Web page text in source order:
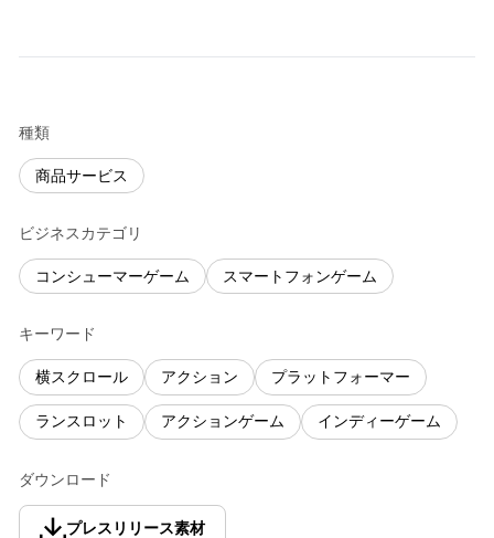
種類
商品サービス
ビジネスカテゴリ
コンシューマーゲーム スマートフォンゲーム
キーワード
横スクロール アクション プラットフォーマー
ランスロット アクションゲーム インディーゲーム
ダウンロード
プレスリリース素材